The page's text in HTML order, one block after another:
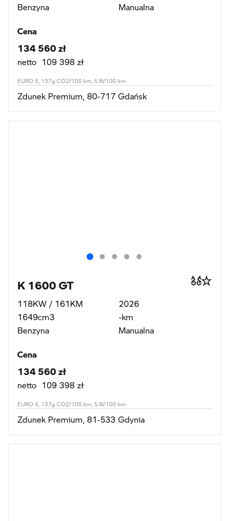
Benzyna Manualna
Cena
134 560 zł
netto 109 398 zł
EURO 5, 137g CO2/100 km, 5.9l/100 km
Zdunek Premium, 80-717 Gdańsk
K 1600 GT
118KW / 161KM
1649cm3
Benzyna
2026
-km
Manualna
Cena
134 560 zł
netto 109 398 zł
EURO 5, 137g CO2/100 km, 5.9l/100 km
Zdunek Premium, 81-533 Gdynia